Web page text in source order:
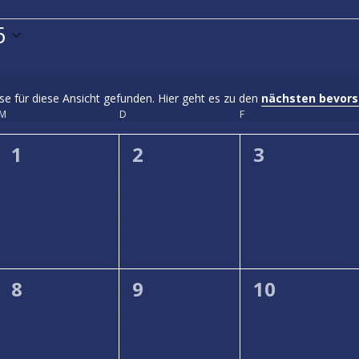
Hinweis
für diese Ansicht gefunden. Hier geht es zu den nächsten
M D F
0
1
0
2
0
3
0
8
0
9
0
10